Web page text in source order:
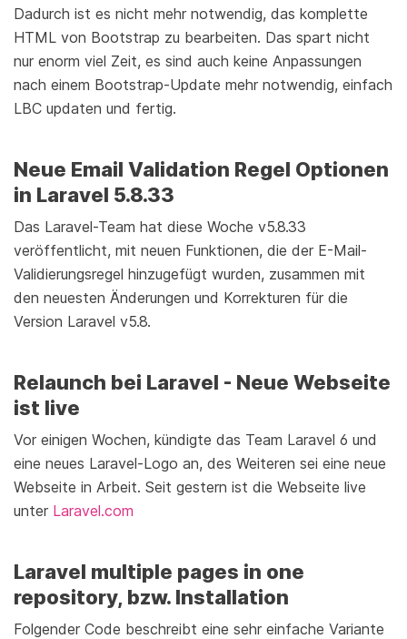
Dadurch ist es nicht mehr notwendig, das komplette
HTML von Bootstrap zu bearbeiten. Das spart nicht
nur enorm viel Zeit, es sind auch keine Anpassungen
nach einem Bootstrap-Update mehr notwendig, einfach
LBC updaten und fertig.
Neue Email Validation Regel Optionen
in Laravel 5.8.33
Das Laravel-Team hat diese Woche v5.8.33
veröffentlicht, mit neuen Funktionen, die der E-Mail-
Validierungsregel hinzugefügt wurden, zusammen mit
den neuesten Änderungen und Korrekturen für die
Version Laravel v5.8.
Relaunch bei Laravel - Neue Webseite
ist live
Vor einigen Wochen, kündigte das Team Laravel 6 und
eine neues Laravel-Logo an, des Weiteren sei eine neue
Webseite in Arbeit. Seit gestern ist die Webseite live
unter Laravel.com
Laravel multiple pages in one
repository, bzw. Installation
Folgender Code beschreibt eine sehr einfache Variante